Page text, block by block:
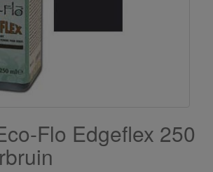
Flo Edgeflex 250